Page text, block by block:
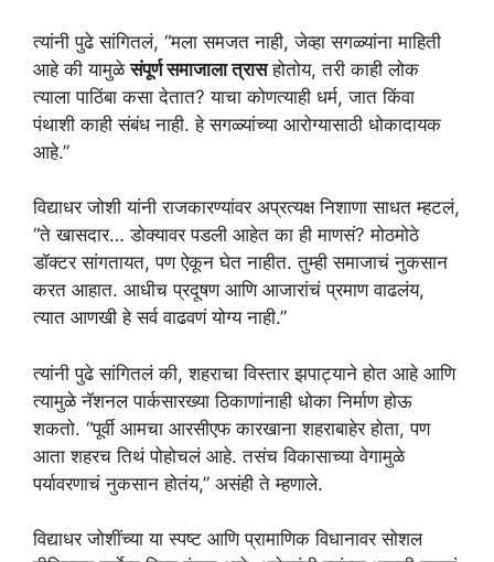
त्यांनी पुढे सांगितलं, “मला समजत नाही, जेव्हा सगळ्यांना माहिती
आहे की यामुळेसंपूर्ण समाजाला त्रासहोतोय, तरी काही लोक
त्याला पाठिंबा कसा देतात? याचा कोणत्याही धर्म, जात किंवा
पंथाशी काही संबंध नाही. हे सगळ्यांच्या आरोग्यासाठी धोकादायक
आहे.”
विद्याधर जोशी यांनी राजकारण्यांवर अप्रत्यक्ष निशाणा साधत म्हटलं,
“ते खासदार… डोक्यावर पडली आहेत का ही माणसं? मोठमोठे
डॉक्टर सांगतायत, पण ऐकून घेत नाहीत. तुम्ही समाजाचं नुकसान
करत आहात. आधीच प्रदूषण आणि आजारांचं प्रमाण वाढलंय,
त्यात आणखी हे सर्व वाढवणं योग्य नाही.”
त्यांनी पुढे सांगितलं की, शहराचा विस्तार झपाट्याने होत आहे आणि
त्यामुळे नॅशनल पार्कसारख्या ठिकाणांनाही धोका निर्माण होऊ
शकतो. “पूर्वी आमचा आरसीएफ कारखाना शहराबाहेर होता, पण
आता शहरच तिथं पोहोचलं आहे. तसंच विकासाच्या वेगामुळे
पर्यावरणाचं नुकसान होतंय,” असंही ते म्हणाले.
विद्याधर जोशींच्या या स्पष्ट आणि प्रामाणिक विधानावर सोशल